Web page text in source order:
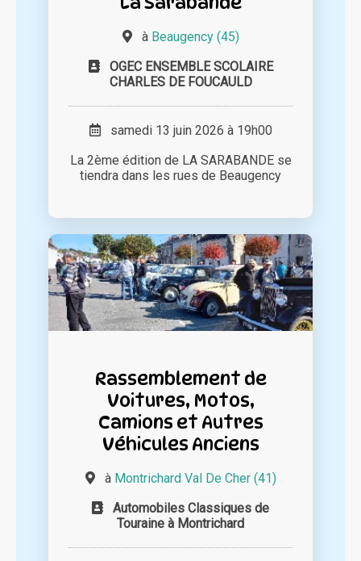
à Beaugency (45)
OGEC ENSEMBLE SCOLAIRE
CHARLES DE FOUCAULD
samedi 13 juin 2026 à 19h00
La 2ème édition de LA SARABANDE se
tiendra dans les rues de Beaugency
Rassemblement de
Voitures, Motos,
Camions et Autres
Véhicules Anciens
à Montrichard Val De Cher (41)
Automobiles Classiques de
Touraine à Montrichard